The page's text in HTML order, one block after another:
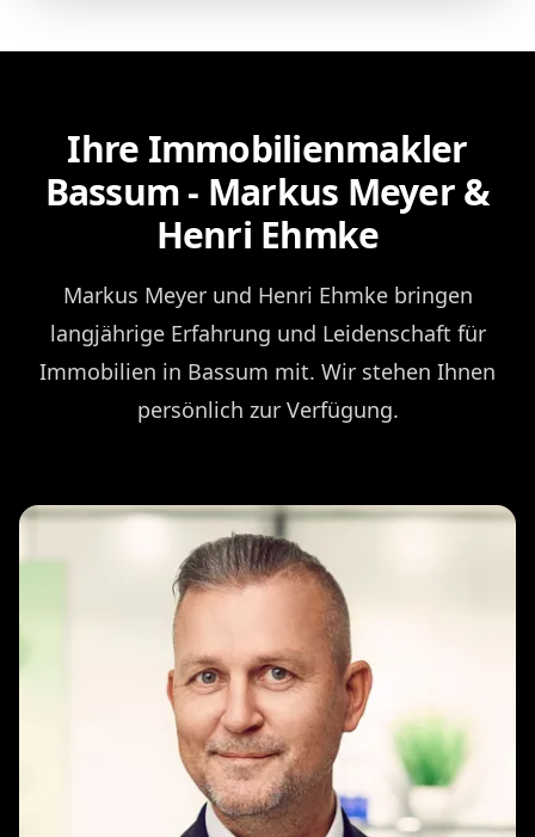
Ihre Immobilienmakler
Bassum - Markus Meyer &
Henri Ehmke
Markus Meyer und Henri Ehmke bringen
langjährige Erfahrung und Leidenschaft für
Immobilien in Bassum mit. Wir stehen Ihnen
persönlich zur Verfügung.